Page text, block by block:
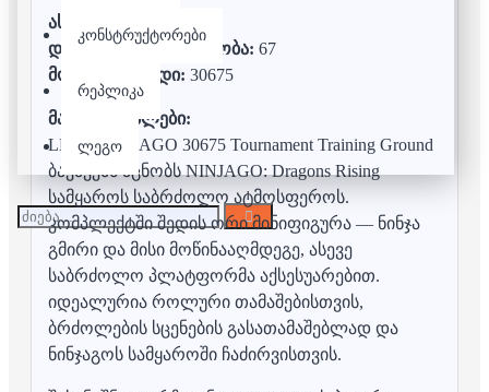
კონსტრუქტორები
რეპლიკა
ლეგო
ასაკი:
დეტალების რაოდენობა: 67
მოდელის კოდი: 30675
მახასიათებლები:
LEGO NINJAGO 30675 Tournament Training Ground
ბავშვებს აცნობს NINJAGO: Dragons Rising
სამყაროს საბრძოლო ატმოსფეროს.
კომპლექტში შედის ორი მინიფიგურა — ნინჯა
გმირი და მისი მოწინააღმდეგე, ასევე
საბრძოლო პლატფორმა აქსესუარებით.
იდეალურია როლური თამაშებისთვის,
ბრძოლების სცენების გასათამაშებლად და
ნინჯაგოს სამყაროში ჩაძირვისთვის.